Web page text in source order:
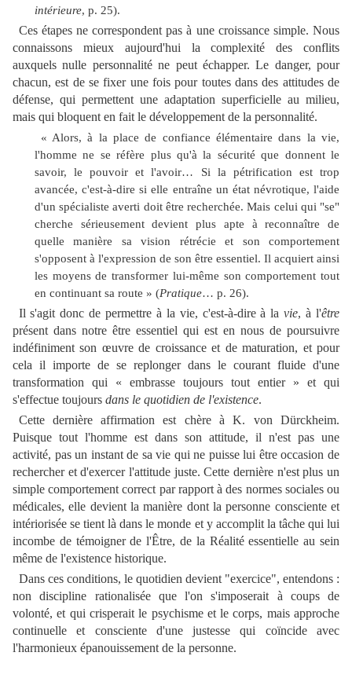
intérieure, p. 25).
Ces étapes ne correspondent pas à une croissance simple. Nous
connaissons mieux aujourd'hui la complexité des conflits
auxquels nulle personnalité ne peut échapper. Le danger, pour
chacun, est de se fixer une fois pour toutes dans des attitudes de
défense, qui permettent une adaptation superficielle au milieu,
mais qui bloquent en fait le développement de la personnalité.
« Alors, à la place de confiance élémentaire dans la vie,
l'homme ne se réfère plus qu'à la sécurité que donnent le
savoir, le pouvoir et l'avoir… Si la pétrification est trop
avancée, c'est-à-dire si elle entraîne un état névrotique, l'aide
d'un spécialiste averti doit être recherchée. Mais celui qui "se"
cherche sérieusement devient plus apte à reconnaître de
quelle manière sa vision rétrécie et son comportement
s'opposent à l'expression de son être essentiel. Il acquiert ainsi
les moyens de transformer lui-même son comportement tout
en continuant sa route » (Pratique… p. 26).
Il s'agit donc de permettre à la vie, c'est-à-dire à lavie, à l'être
présent dans notre être essentiel qui est en nous de poursuivre
indéfiniment son œuvre de croissance et de maturation, et pour
cela il importe de se replonger dans le courant fluide d'une
transformation qui « embrasse toujours tout entier » et qui
s'effectue toujours dans le quotidien de l'existence.
Cette dernière affirmation est chère à K. von Dürckheim.
Puisque tout l'homme est dans son attitude, il n'est pas une
activité, pas un instant de sa vie qui ne puisse lui être occasion de
rechercher et d'exercer l'attitude juste. Cette dernière n'est plus un
simple comportement correct par rapport à des normes sociales ou
médicales, elle devient la manière dont la personne consciente et
intériorisée se tient là dans le monde et y accomplit la tâche qui lui
incombe de témoigner de l'Être, de la Réalité essentielle au sein
même de l'existence historique.
Dans ces conditions, le quotidien devient "exercice", entendons :
non discipline rationalisée que l'on s'imposerait à coups de
volonté, et qui crisperait le psychisme et le corps, mais approche
continuelle et consciente d'une justesse qui coïncide avec
l'harmonieux épanouissement de la personne.